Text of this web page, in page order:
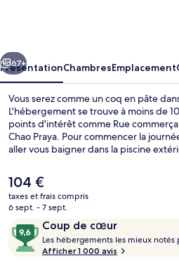
Suivant
67+
PrésentationChambresEmplacement
Vous serez comme un coq en pâte
L'hébergement se trouve à moins de
points d'intérêt comme Rue
Chao Praya. Pour commencer la
aller vous baigner dans la piscine
de 5 minutes en voiture de Grand
autres voyageurs ne disent que du
personnel attentionné.
Le
prix
actuel
de
104 €.
104 €
taxes et frais compris
6 sept. - 7 sept.
Avis
voyageurs
Coup de cœur
9,6
sur
10,
Les hébergements les mieux notés
Afficher 1 000 avis